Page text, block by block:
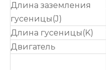
Длина заземления
гусеницы(J)
Длина гусеницы(K)
Двигатель